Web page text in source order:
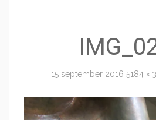
15 september 2016 5184 ×